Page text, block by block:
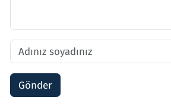
Gönder